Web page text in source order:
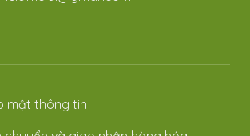
mật thông tin